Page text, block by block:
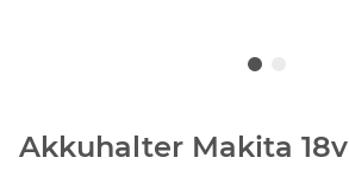
Akkuhalter Makita 18v